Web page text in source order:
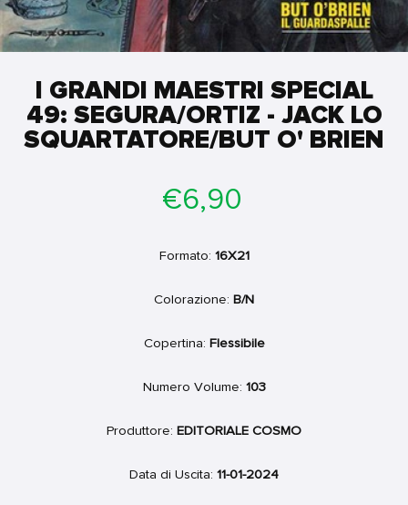
I GRANDI MAESTRI SPECIAL
49: SEGURA/ORTIZ - JACK LO
SQUARTATORE/BUT O' BRIEN
di
€6,90
Formato: 16X21
Colorazione: B/N
Copertina: Flessibile
Numero Volume: 103
Produttore: EDITORIALE COSMO
Data di Uscita: 11-01-2024